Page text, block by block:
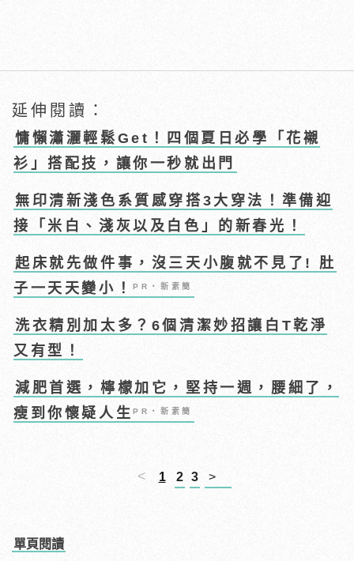
延伸閱讀：
慵懶瀟灑輕鬆Get！四個夏日必學「花襯
衫」搭配技，讓你一秒就出門
無印清新淺色系質感穿搭3大穿法！準備迎
接「米白、淺灰以及白色」的新春光！
起床就先做件事，沒三天小腹就不見了! 肚
子一天天變小！PR・新素簡
洗衣精別加太多？6個清潔妙招讓白T乾淨
又有型！
減肥首選，檸檬加它，堅持一週，腰細了，
瘦到你懷疑人生PR・新素簡
< 1 2 3 >
單頁閱讀